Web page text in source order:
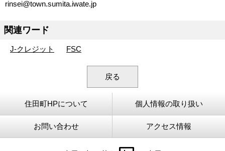
rinsei@town.sumita.iwate.jp
関連ワード
J-クレジット FSC
戻る
住田町HPについて 個人情報の取り扱い
お問い合わせ アクセス情報